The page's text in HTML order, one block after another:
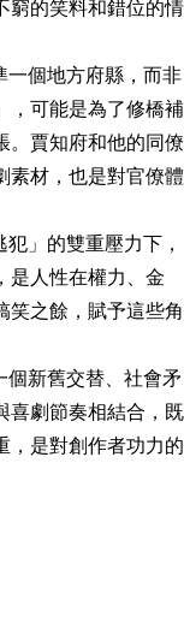
窮的笑料和錯位的情
一個地方府縣，而非
，可能是為了修橋補
。賈知府和他的同僚
素材，也是對官僚體
」的雙重壓力下，
是人性在權力、金
笑之餘，賦予這些角
個新舊交替、社會矛
喜劇節奏相結合，既
，是對創作者功力的